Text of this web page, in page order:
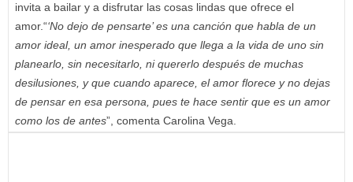
invita a bailar y a disfrutar las cosas lindas que ofrece el
amor.“‘No dejo de pensarte’ es una canción que habla de un
amor ideal, un amor inesperado que llega a la vida de uno sin
planearlo, sin necesitarlo, ni quererlo después de muchas
desilusiones, y que cuando aparece, el amor florece y no dejas
de pensar en esa persona, pues te hace sentir que es un amor
como los de antes”, comenta Carolina Vega.